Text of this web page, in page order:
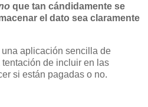
que tan cándidamente se
el dato sea claramente
aplicación sencilla de
de incluir en las
si están pagadas o no.